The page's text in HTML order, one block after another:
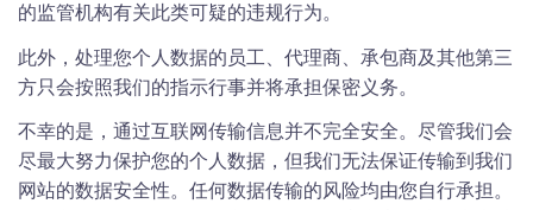
的监管机构有关此类可疑的违规行为。
此外，处理您个人数据的员工、代理商、承包商及其他第三
方只会按照我们的指示行事并将承担保密义务。
不幸的是，通过互联网传输信息并不完全安全。尽管我们会
尽最大努力保护您的个人数据，但我们无法保证传输到我们
网站的数据安全性。任何数据传输的风险均由您自行承担。